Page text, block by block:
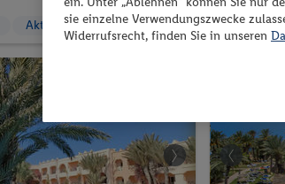
Aktivurlaub Strand
sie einzelne Verwendungszwecke
Widerrufsrecht, finden Sie in unseren